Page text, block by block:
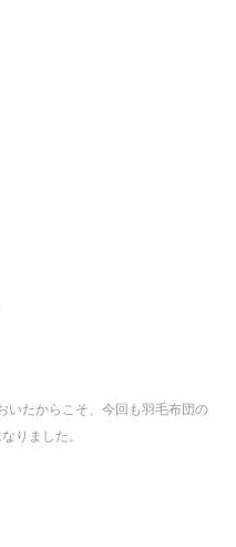
いたからこそ、今回も羽毛布団の
りました。